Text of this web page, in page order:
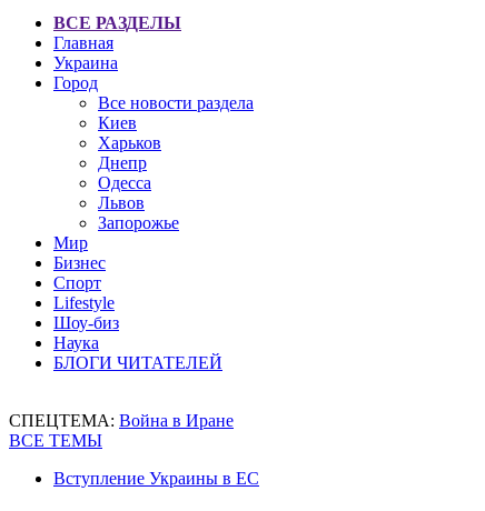
ВСЕ РАЗДЕЛЫ
Главная
Украина
Город
Все новости раздела
Киев
Харьков
Днепр
Одесса
Львов
Запорожье
Мир
Бизнес
Спорт
Lifestyle
Шоу-биз
Наука
БЛОГИ ЧИТАТЕЛЕЙ
СПЕЦТЕМА: Война в Иране
ВСЕ ТЕМЫ
Вступление Украины в ЕС